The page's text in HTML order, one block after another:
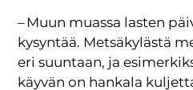
– Muun muassa lasten
kysyntää. Metsäkylästä
eri suuntaan, ja
käyvän on hankala